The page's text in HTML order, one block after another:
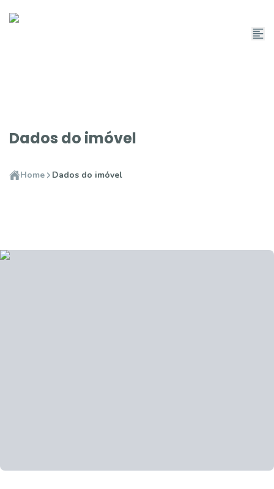
Dados do imóvel
Home Dados do imóvel